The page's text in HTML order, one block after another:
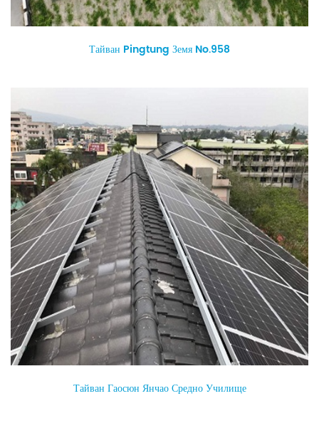
Тайван Pingtung Земя No.958
Тайван Гаосюн Янчао Средно Училище